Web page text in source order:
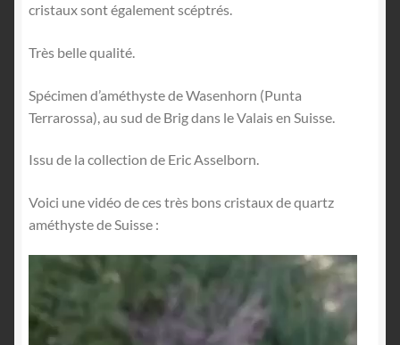
cristaux sont également scéptrés.
Très belle qualité.
Spécimen d’améthyste de Wasenhorn (Punta
Terrarossa), au sud de Brig dans le Valais en Suisse.
Issu de la collection de Eric Asselborn.
Voici une vidéo de ces très bons cristaux de quartz
améthyste de Suisse :
Lecteur
vidéo